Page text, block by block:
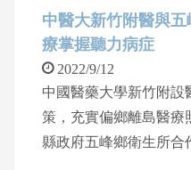
中醫大新竹附醫與
療掌握聽力病症
2022/9/12
中國醫藥大學新竹附設
策，充實偏鄉離島醫療
縣政府五峰鄉衛生所合